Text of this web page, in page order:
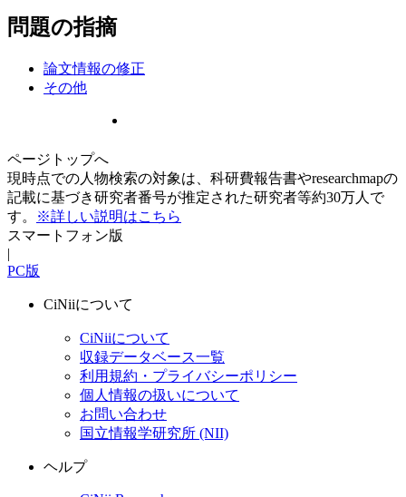
問題の指摘
論文情報の修正
その他
ページトップへ
現時点での人物検索の対象は、科研費報告書やresearchmapの
記載に基づき研究者番号が推定された研究者等約30万人で
す。
※詳しい説明はこちら
スマートフォン版
|
PC版
CiNiiについて
CiNiiについて
収録データベース一覧
利用規約・プライバシーポリシー
個人情報の扱いについて
お問い合わせ
国立情報学研究所 (NII)
ヘルプ